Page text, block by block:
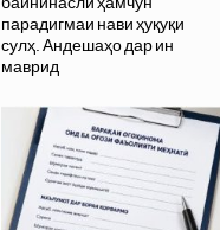
парадигмаи нави ҳуқуқи
сулҳ. Андешаҳо дар ин
маврид